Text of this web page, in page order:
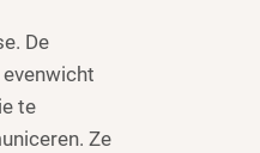
De
te
Ze